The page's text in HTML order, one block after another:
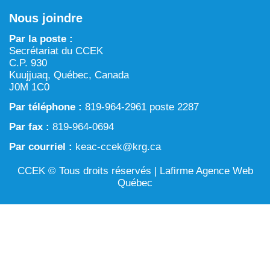
ARTIN : Aménagement du territoire/région marine et
procédure d’examen des projets
Processus prévu à la Loi sur l’évaluation d’impact
Activités d’exploitation et d’exploration minières
Eau
Aménagement et gestion du territoire
Conservation et biodiversité
Nous joindre
Par la poste :
Secrétariat du CCEK
C.P. 930
Kuujjuaq, Québec, Canada
J0M 1C0
Par téléphone : 819-964-2961 poste 2287
Par fax : 819-964-0694
Par courriel : keac-ccek@krg.ca
CCEK © Tous droits réservés | Lafirme Agence Web
Québec